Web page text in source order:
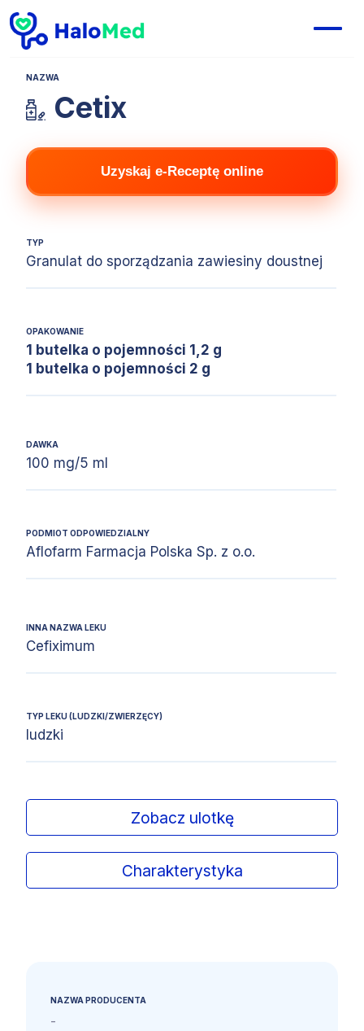
NAZWA
Cetix
Uzyskaj e-Receptę online
TYP
Granulat do sporządzania zawiesiny doustnej
OPAKOWANIE
1 butelka o pojemności 1,2 g
1 butelka o pojemności 2 g
DAWKA
100 mg/5 ml
PODMIOT ODPOWIEDZIALNY
Aflofarm Farmacja Polska Sp. z o.o.
INNA NAZWA LEKU
Cefiximum
TYP LEKU (LUDZKI/ZWIERZĘCY)
ludzki
Zobacz ulotkę
Charakterystyka
NAZWA PRODUCENTA
-